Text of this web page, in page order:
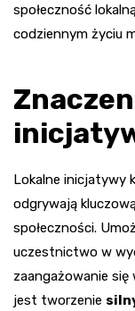
społeczność
codziennym życiu
Lokalne inicjatywy
odgrywają
społeczności.
uczestnictwo w
zaangażowanie się
jest tworzenie